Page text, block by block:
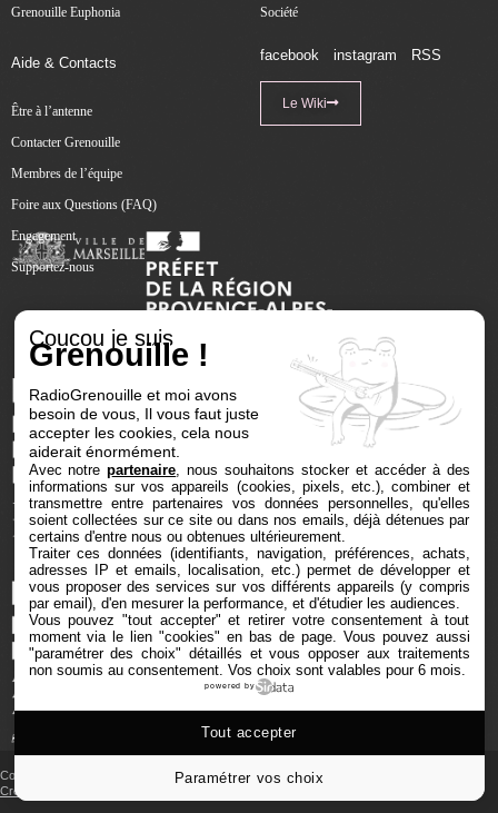
Grenouille Euphonia Société
Aide & Contacts
Être à l’antenne
Contacter Grenouille
Membres de l’équipe
Foire aux Questions (FAQ)
Engagement
Supportez-nous
facebook instagram RSS
Le Wiki
Copyright © 2025 Radio Grenouille tous droits réservés
Crédits et mentions
Coucou je suis
Grenouille !
RadioGrenouille et moi avons
besoin de vous, Il vous faut juste
accepter les cookies, cela nous
aiderait énormément.
Avec notrepartenaire , nous souhaitons stocker et accéder à des
informations sur vos appareils (cookies, pixels, etc.), combiner et
transmettre entre partenaires vos données personnelles, qu'elles
soient collectées sur ce site ou dans nos emails, déjà détenues par
certains d'entre nous ou obtenues ultérieurement.
Traiter ces données (identifiants, navigation, préférences, achats,
adresses IP et emails, localisation, etc.) permet de développer et
vous proposer des services sur vos différents appareils (y compris
par email), d'en mesurer la performance, et d'étudier les audiences.
Vous pouvez "tout accepter" et retirer votre consentement à tout
moment via le lien "cookies" en bas de page. Vous pouvez aussi
"paramétrer des choix" détaillés et vous opposer aux traitements
non soumis au consentement. Vos choix sont valables pour 6 mois.
powered by
Paramétrer vos choix
Tout accepter